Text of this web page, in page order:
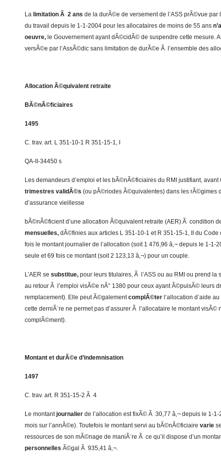
La limitation Ã 2 ans de la durÃ©e de versement de l’ASS prÃ©vue par
du travail depuis le 1-1-2004 pour les allocataires de moins de 55 ans
oeuvre, le Gouvernement ayant dÃ©cidÃ© de suspendre cette mesure.
versÃ©e par l’AssÃ©dic sans limitation de durÃ©e Ã l’ensemble des
Allocation Ã©quivalent retraite
BÃ©nÃ©ficiaires
1495
C. trav. art. L 351-10-1 R 351-15-1, I
QA-II-34450 s
Les demandeurs d’emploi et les bÃ©nÃ©ficiaires du RMI justifiant, avant
trimestres validÃ©s (ou pÃ©riodes Ã©quivalentes) dans les rÃ©gimes
d’assurance vieillesse
bÃ©nÃ©ficient d’une allocation Ã©quivalent retraite (AER) Ã condition
mensuelles, dÃ©finies aux articles L 351-10-1 et R 351-15-1, II du
fois le montant journalier de l’allocation (soit 1 476,96 â‚¬ depuis le 1-1-
seule et 69 fois ce montant (soit 2 123,13 â‚¬) pour un couple.
L’AER se substitue, pour leurs titulaires, Ã l’ASS ou au RMI ou prend la
au retour Ã l’emploi visÃ©e nÂ° 1380 pour ceux ayant Ã©puisÃ© leurs
remplacement). Elle peut Ã©galementcomplÃ©ter l’allocation d’aide
cette derniÃ¨re ne permet pas d’assurer Ã l’allocataire le montant visÃ©
complÃ©ment).
Montant et durÃ©e d’indemnisation
1497
C. trav. art. R 351-15-2 Ã 4
Le montantjournalier de l’allocation est fixÃ© Ã 30,77 â‚¬ depuis le 1-1-
mois sur l’annÃ©e). Toutefois le montant servi au bÃ©nÃ©ficiaire varie
ressources de son mÃ©nage de maniÃ¨re Ã ce qu’il dispose d’un
personnelles Ã©gal Ã 935,41 â‚¬.